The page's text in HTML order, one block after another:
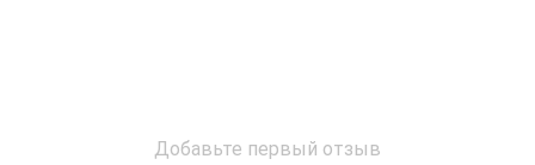
Добавьте первый отзыв